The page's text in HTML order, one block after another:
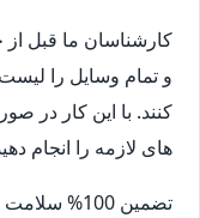
کارشناسان ما قبل
و تمام وسایل را
کنند. با این کار در
های لازمه را انجام
تضمین 100%